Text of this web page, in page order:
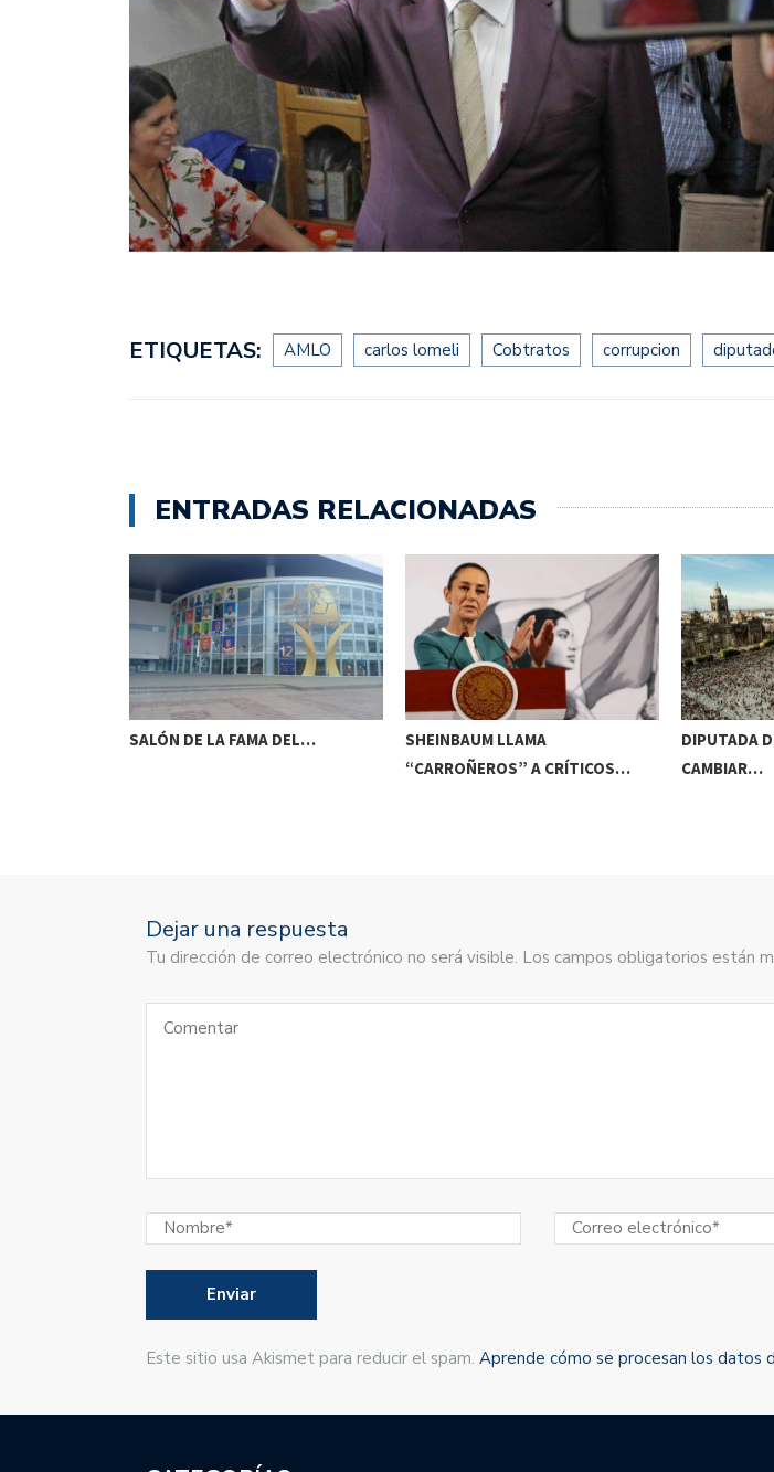
ETIQUETAS: AMLO carlos lomeli Cobtratos corrupcion
ENTRADAS RELACIONADAS
SALÓN DE LA FAMA DEL…
SHEINBAUM LLAMA
“CARROÑEROS” A CRÍTICOS…
DIPUTADA
CAMBIAR…
Dejar una respuesta
Tu dirección de correo electrónico no será visible. Los campos obligatorios están
Este sitio usa Akismet para reducir el spam. Aprende cómo se procesan los datos